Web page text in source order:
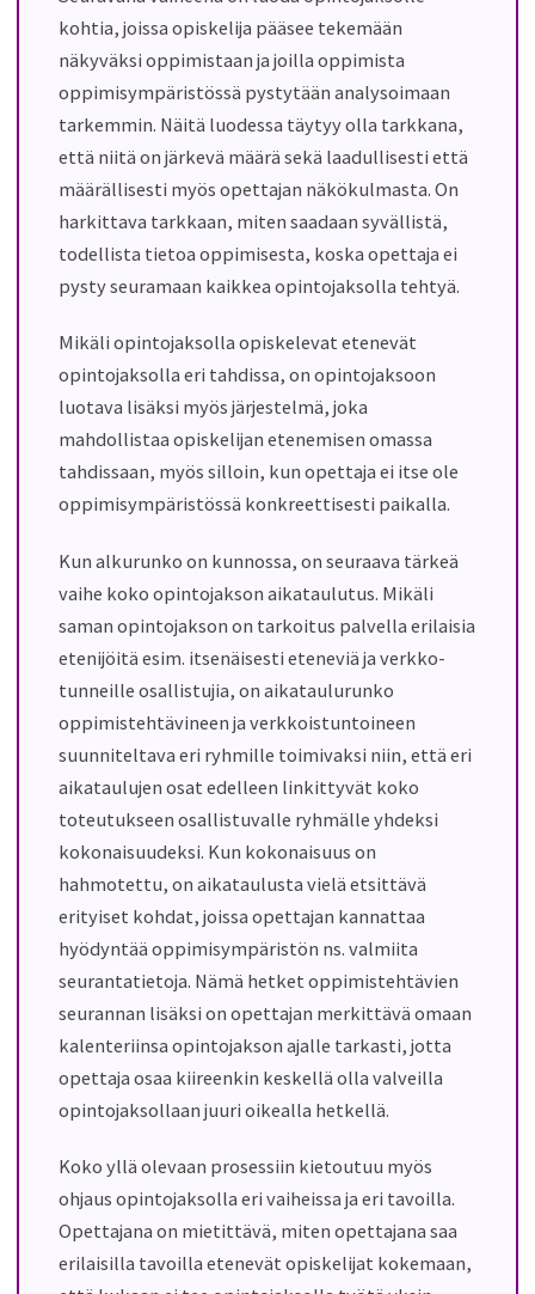
kohtia, joissa opiskelija pääsee tekemään
näkyväksi oppimistaan ja joilla oppimista
oppimisympäristössä pystytään analysoimaan
tarkemmin. Näitä luodessa täytyy olla tarkkana,
että niitä on järkevä määrä sekä laadullisesti että
määrällisesti myös opettajan näkökulmasta. On
harkittava tarkkaan, miten saadaan syvällistä,
todellista tietoa oppimisesta, koska opettaja ei
pysty seuramaan kaikkea opintojaksolla tehtyä.
Mikäli opintojaksolla opiskelevat etenevät
opintojaksolla eri tahdissa, on opintojaksoon
luotava lisäksi myös järjestelmä, joka
mahdollistaa opiskelijan etenemisen omassa
tahdissaan, myös silloin, kun opettaja ei itse ole
oppimisympäristössä konkreettisesti paikalla.
Kun alkurunko on kunnossa, on seuraava tärkeä
vaihe koko opintojakson aikataulutus. Mikäli
saman opintojakson on tarkoitus palvella erilaisia
etenijöitä esim. itsenäisesti eteneviä ja verkko-
tunneille osallistujia, on aikataulurunko
oppimistehtävineen ja verkkoistuntoineen
suunniteltava eri ryhmille toimivaksi niin, että eri
aikataulujen osat edelleen linkittyvät koko
toteutukseen osallistuvalle ryhmälle yhdeksi
kokonaisuudeksi. Kun kokonaisuus on
hahmotettu, on aikataulusta vielä etsittävä
erityiset kohdat, joissa opettajan kannattaa
hyödyntää oppimisympäristön ns. valmiita
seurantatietoja. Nämä hetket oppimistehtävien
seurannan lisäksi on opettajan merkittävä omaan
kalenteriinsa opintojakson ajalle tarkasti, jotta
opettaja osaa kiireenkin keskellä olla valveilla
opintojaksollaan juuri oikealla hetkellä.
Koko yllä olevaan prosessiin kietoutuu myös
ohjaus opintojaksolla eri vaiheissa ja eri tavoilla.
Opettajana on mietittävä, miten opettajana saa
erilaisilla tavoilla etenevät opiskelijat kokemaan,